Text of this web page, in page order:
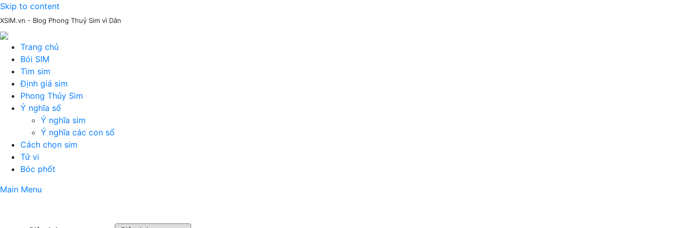
Skip to content
XSIM.vn - Blog Phong Thuỷ Sim vì Dân
Trang chủ
Bói SIM
Tìm sim
Định giá sim
Phong Thủy Sim
Ý nghĩa số
Ý nghĩa sim
Ý nghĩa các con số
Cách chọn sim
Tử vi
Bóc phốt
Main Menu